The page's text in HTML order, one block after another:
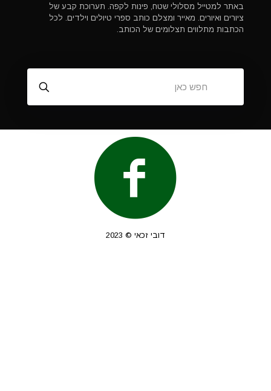
באתר למטייל מסלולי שטח, פינות לקפה. תערוכת קבע של
ציורים ואיורים. מאייר ומצלם כותב ספרי טיולים וילדים. לכל
הכתבות מתלווים תצלומים של הכותב.
דובי זכאי © 2023